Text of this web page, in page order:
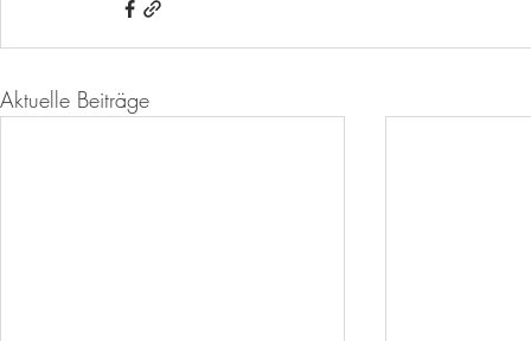
Aktuelle Beiträge